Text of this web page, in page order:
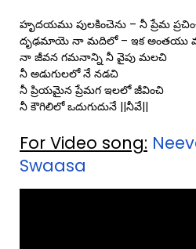
హృదయము పులకించెను – నీ ప్రేమ
దృఢమాయె నా మదిలో – ఇక అంతయు
నా జీవన గమనాన్ని నీ వైపు మలచి
నీ అడుగులలో నే నడచి
నీ ప్రియమైన ప్రేమగ ఇలలో జీవించి
నీ కౌగిలిలో ఒదుగుదునే ||నీవే||
For Video song:
Swaasa